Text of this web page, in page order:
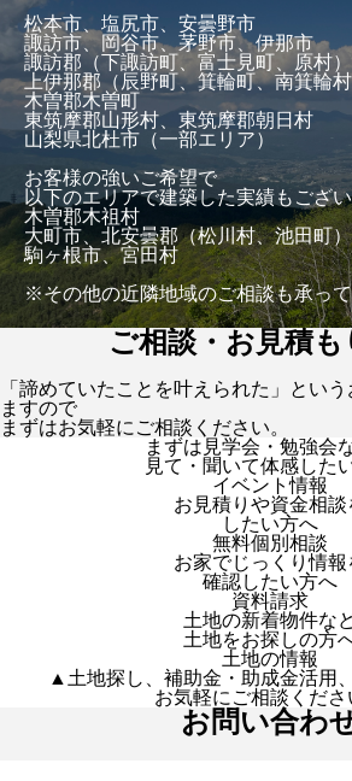
松本市、塩尻市、安曇野市
諏訪市、岡谷市、茅野市、伊那市
諏訪郡（下諏訪町、富士見町、原村）
上伊那郡（辰野町、箕輪町、南箕輪
木曽郡木曽町
東筑摩郡山形村、東筑摩郡朝日村
山梨県北杜市（一部エリア）
お客様の強いご希望で
以下のエリアで建築した実績もござ
木曽郡木祖村
大町市、北安曇郡（松川村、池田町）
駒ヶ根市、宮田村
※その他の近隣地域のご相談も承っ
ご相談・お見積も
「諦めていたことを叶えられた」とい
ますので
まずはお気軽にご相談ください。
まずは見学会・勉強会
見て・聞いて体感した
イベント情報
お見積りや資金相談
したい方へ
無料個別相談
お家でじっくり情報
確認したい方へ
資料請求
土地の新着物件な
土地をお探しの方
土地の情報
▲土地探し、補助金・助成金活用
お気軽にご相談くださ
お問い合わ